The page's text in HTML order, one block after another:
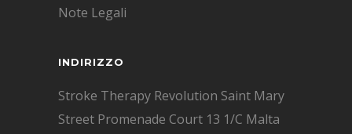
Note Legali
INDIRIZZO
Stroke Therapy Revolution Saint Mary
Street Promenade Court 13 1/C Malta